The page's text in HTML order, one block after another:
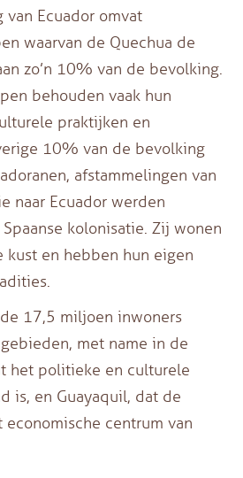
Ecuador omvat
waarvan de Quechua de
zo’n 10% van de bevolking.
behouden vaak hun
praktijken en
10% van de bevolking
afstammelingen van
naar Ecuador werden
kolonisatie. Zij wonen
kust en hebben hun eigen
17,5 miljoen inwoners
met name in de
het politieke en culturele
is, en Guayaquil, dat de
centrum van